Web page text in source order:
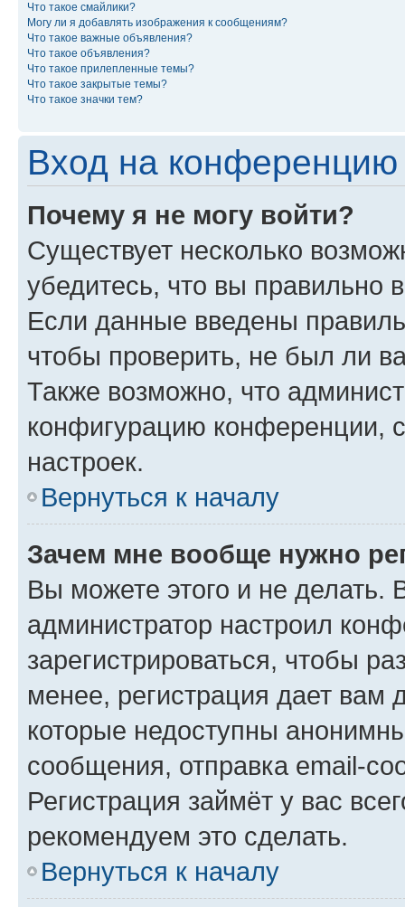
Что такое смайлики?
Могу ли я добавлять изображения к сообщениям?
Что такое важные объявления?
Что такое объявления?
Что такое прилепленные темы?
Что такое закрытые темы?
Что такое значки тем?
Вход на конференцию
Почему я не могу войти?
Существует несколько
убедитесь, что вы правильно
Если данные введены
чтобы проверить, не был ли
Также возможно, что
конфигурацию конференции,
настроек.
Вернуться к началу
Зачем мне вообще нужно
Вы можете этого и не делать.
администратор настроил
зарегистрироваться, чтобы
менее, регистрация дает вам
которые недоступны
сообщения, отправка email-
Регистрация займёт у вас
рекомендуем это сделать.
Вернуться к началу